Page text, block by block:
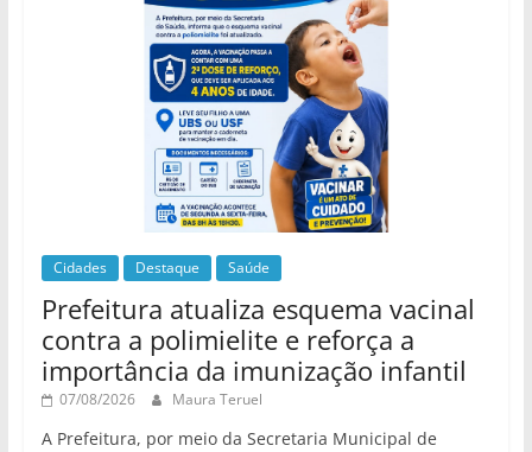
Cidades Destaque Saúde
Prefeitura atualiza esquema vacinal
contra a polimielite e reforça a
importância da imunização infantil
07/08/2026 Maura Teruel
A Prefeitura, por meio da Secretaria Municipal de